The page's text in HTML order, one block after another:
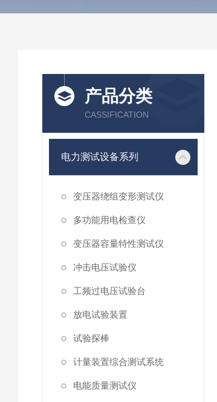
产品分类
CASSIFICATION
电力测试设备系列
变压器绕组变形测试仪
多功能用电检查仪
变压器容量特性测试仪
冲击电压试验仪
工频过电压试验台
放电试验装置
试验探棒
计量装置综合测试系统
电能质量测试仪